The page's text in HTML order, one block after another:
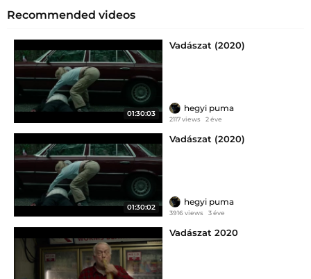
Recommended videos
01:30:03
Vadászat (2020)
hegyi puma
2117 views 2 éve
01:30:02
Vadászat (2020)
hegyi puma
3916 views 3 éve
Vadászat 2020